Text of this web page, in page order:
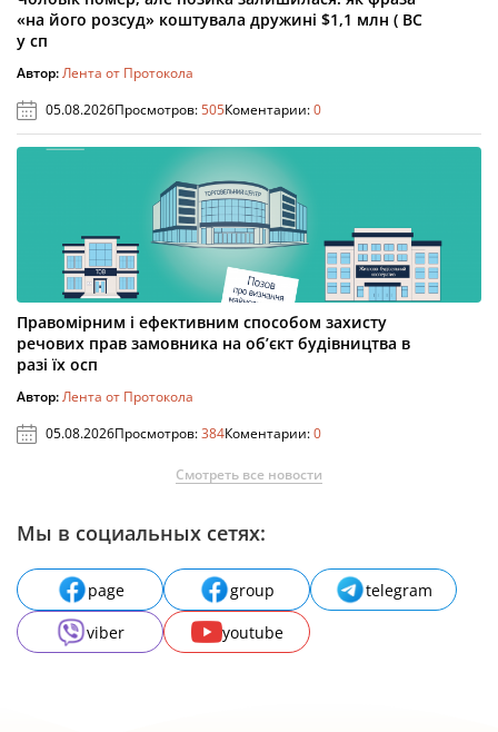
«на його розсуд» коштувала дружині $1,1 млн ( ВС
у сп
Автор:Лента от Протокола
05.08.2026Просмотров:505Коментарии:0
Правомірним і ефективним способом захисту
речових прав замовника на об’єкт будівництва в
разі їх осп
Автор:Лента от Протокола
05.08.2026Просмотров:384Коментарии:0
Смотреть все новости
Мы в социальных сетях:
page group
telegram
viber
youtube